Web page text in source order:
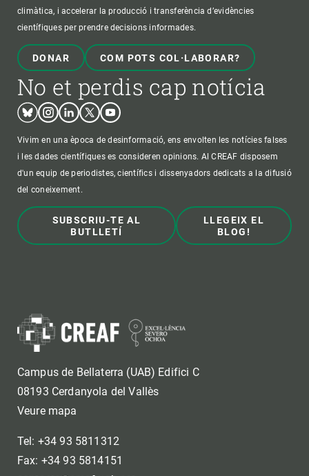
climàtica, i accelerar la producció i transferència d’evidències
científiques per prendre decisions informades.
DONAR COM POTS COL·LABORAR?
No et perdis cap notícia
BlueskyInstagram
LinkedinTwitterYoutube
Vivim en una època de desinformació, ens envolten les notícies falses
i les dades científiques es consideren opinions. Al CREAF disposem
d'un equip de periodistes, científics i dissenyadors dedicats a la difusió
del coneixement.
SUBSCRIU-TE AL
BUTLLETÍ
LLEGEIX EL
BLOG!
Campus de Bellaterra (UAB) Edifici C
08193 Cerdanyola del Vallès
Veure mapa
Tel: +34 93 5811312
Fax: +34 93 5814151